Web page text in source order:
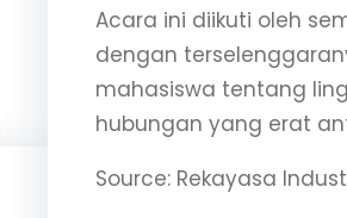
Acara ini diikuti oleh
dengan
mahasiswa tentang
hubungan yang erat
Source: Rekayasa